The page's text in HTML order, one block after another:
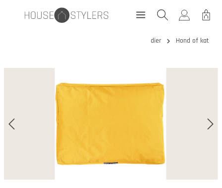
dier Hond of kat